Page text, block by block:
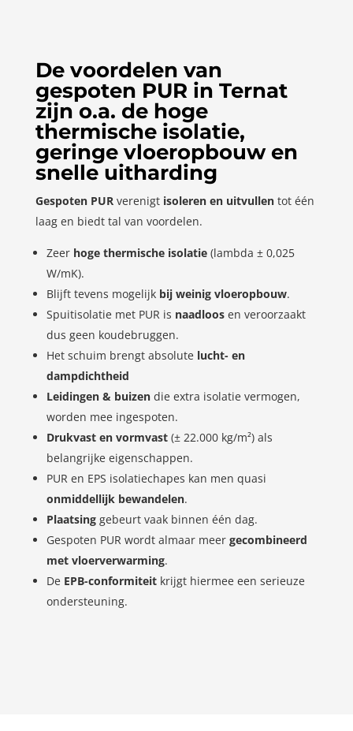
De voordelen van
gespoten PUR in Ternat
zijn o.a. de hoge
thermische isolatie,
geringe vloeropbouw en
snelle uitharding
Gespoten PURverenigt isoleren en uitvullen tot één
laag en biedt tal van voordelen.
Zeer hoge thermische isolatie(lambda ± 0,025
W/mK).
Blijft tevens mogelijkbij weinig vloeropbouw.
Spuitisolatie met PUR is naadloosen veroorzaakt
dus geen koudebruggen.
Het schuim brengt absolute lucht- en
dampdichtheid
Leidingen & buizendie extra isolatie vermogen,
worden mee ingespoten.
Drukvast en vormvast(± 22.000 kg/m²) als
belangrijke eigenschappen.
PUR en EPS isolatiechapes kan men quasi
onmiddellijk bewandelen.
Plaatsinggebeurt vaak binnen één dag.
Gespoten PUR wordt almaar meer gecombineerd
met vloerverwarming.
De EPB-conformiteitkrijgt hiermee een serieuze
ondersteuning.